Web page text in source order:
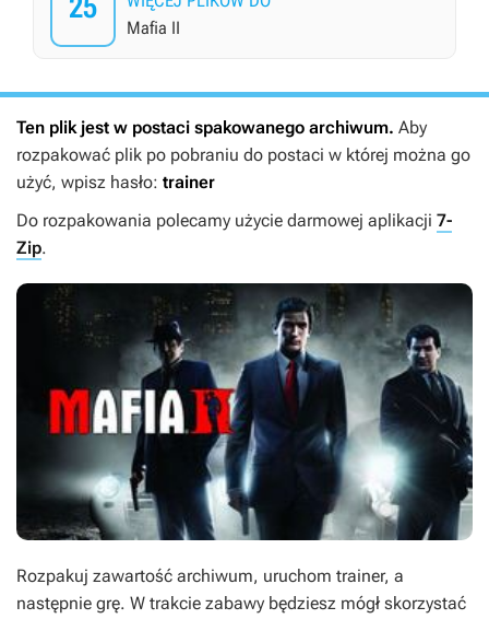
Mafia II
Ten plik jest w postaci spakowanego archiwum. Aby
rozpakować plik po pobraniu do postaci w której można go
użyć, wpisz hasło: trainer
Do rozpakowania polecamy użycie darmowej aplikacji 7-
Zip.
Rozpakuj zawartość archiwum, uruchom trainer, a
następnie grę. W trakcie zabawy będziesz mógł skorzystać